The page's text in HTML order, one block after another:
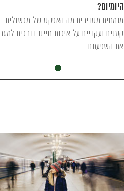
היומיום?
מומחים מסבירים מה האפקט של מכשולים
קטנים ועקביים על איכות חיינו ודרכים למגר
את השפעתם